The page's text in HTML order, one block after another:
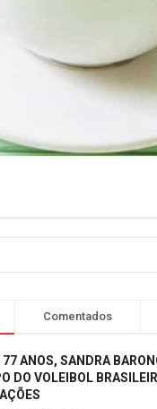
Comentados
77 ANOS, SANDRA
DO VOLEIBOL